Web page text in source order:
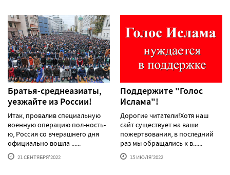
Братья-среднеазиаты,
уезжайте из России!
Итак, провалив специальную
военную операцию пол-ность-
ю, Россия со вчерашнего дня
официально вошла ......
21 СЕНТЯБРЯ'2022
Поддержите "Голос
Ислама"!
Дорогие читатели!Хотя наш
сайт существует на ваши
пожертвования, в последний
раз мы обращались к в......
15 ИЮЛЯ'2022